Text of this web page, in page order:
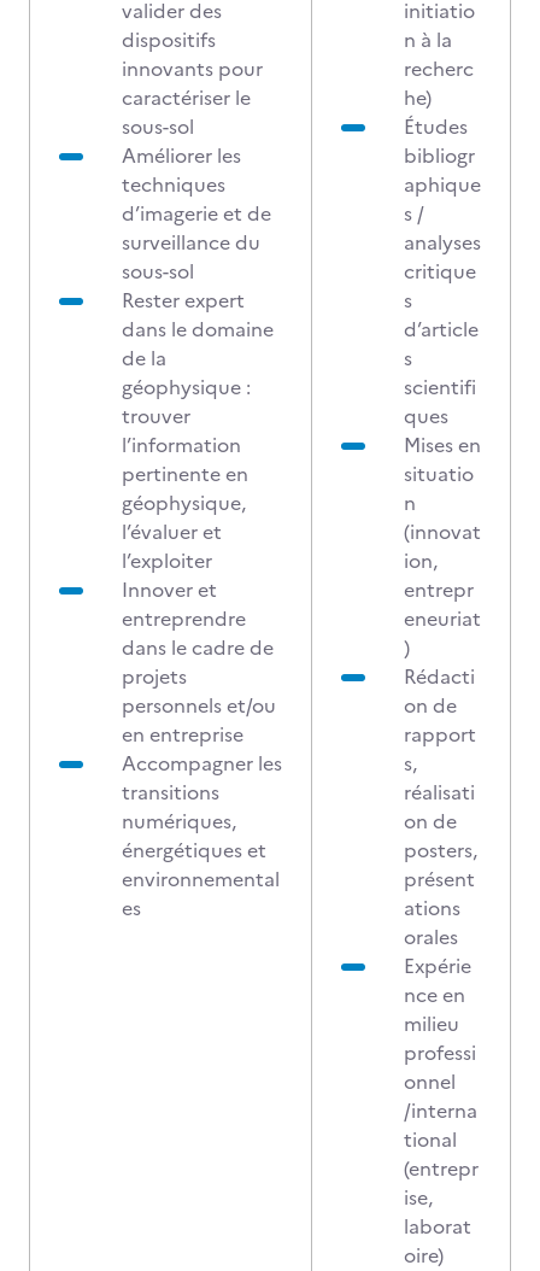
valider des
dispositifs
innovants pour
caractériser le
sous-sol
Améliorer les
techniques
d’imagerie et de
surveillance du
sous-sol
Rester expert
dans le domaine
de la
géophysique :
trouver
l’information
pertinente en
géophysique,
l’évaluer et
l’exploiter
Innover et
entreprendre
dans le cadre de
projets
personnels et/ou
en entreprise
Accompagner les
transitions
numériques,
énergétiques et
environnemental
es
initiatio
n à la
recherc
he)
Études
bibliogr
aphique
s /
analyses
critique
s
d’article
s
scientifi
ques
Mises en
situatio
n
(innovat
ion,
entrepr
eneuriat
)
Rédacti
on de
rapport
s,
réalisati
on de
posters,
présent
ations
orales
Expérie
nce en
milieu
professi
onnel
/interna
tional
(entrepr
ise,
laborat
oire)